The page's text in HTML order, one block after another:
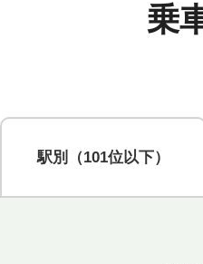
乗
駅別 （101位以下）